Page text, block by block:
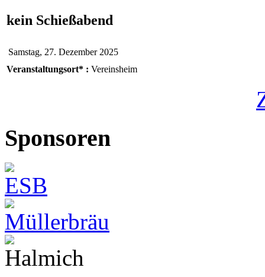
kein Schießabend
Samstag, 27. Dezember 2025
Veranstaltungsort* : Vereinsheim
Sponsoren